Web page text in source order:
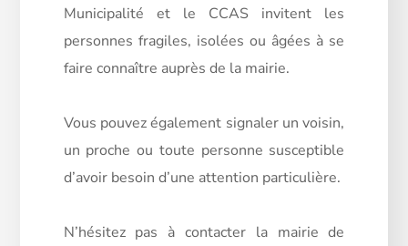
Municipalité et le CCAS invitent les
personnes fragiles, isolées ou âgées à se
faire connaître auprès de la mairie.
Vous pouvez également signaler un voisin,
un proche ou toute personne susceptible
d’avoir besoin d’une attention particulière.
N’hésitez pas à contacter la mairie de